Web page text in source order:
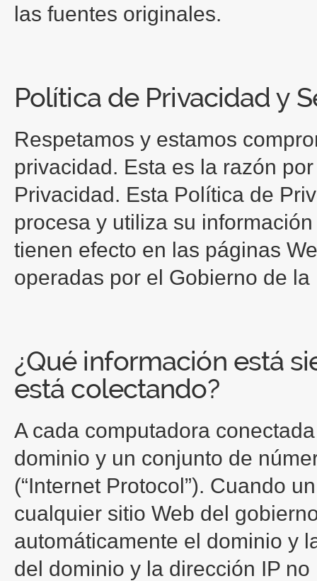
las fuentes originales.
Política de Privacidad y
Respetamos y estamos
privacidad. Esta es la razón
Privacidad. Esta Política de
procesa y utiliza su
tienen efecto en las páginas
operadas por el Gobierno de
¿Qué información está
está colectando?
A cada computadora
dominio y un conjunto de
(“Internet Protocol”). Cuando
cualquier sitio Web del
automáticamente el dominio y
del dominio y la dirección IP